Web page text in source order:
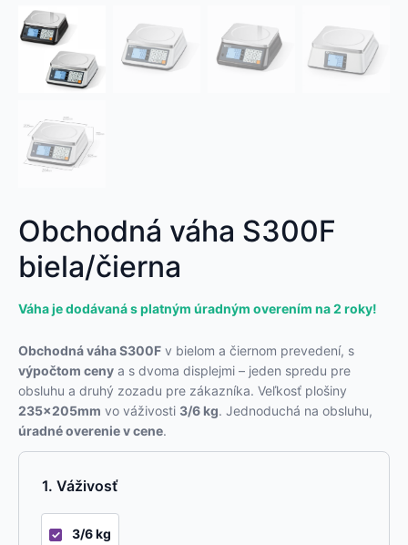
Obchodná váha S300F
biela/čierna
Váha je dodávaná s platným úradným overením na 2 roky!
Obchodná váha S300F v bielom a čiernom prevedení, s
výpočtom ceny a s dvoma displejmi – jeden spredu pre
obsluhu a druhý zozadu pre zákazníka. Veľkosť plošiny
235x205mm vo váživosti 3/6 kg. Jednoduchá na obsluhu,
úradné overenie v cene.
Váživosť
3/6 kg